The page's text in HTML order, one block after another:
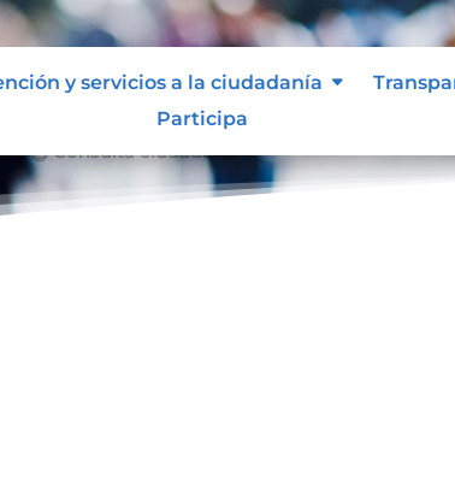
y servicios a la ciudadanía
Participa